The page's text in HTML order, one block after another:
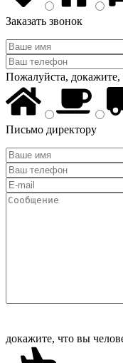
Заказать звонок
Пожалуйста,
Письмо директору
докажите, что вы